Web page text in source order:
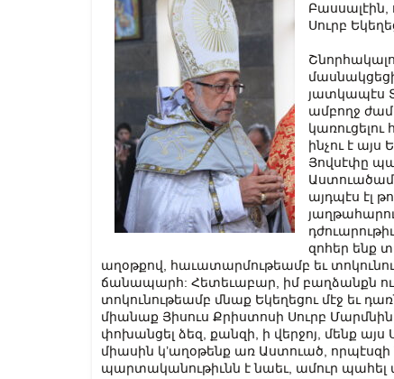
Բասսալէին,
Սուրբ
յատկապէս
ամբողջ
ինչու է այս
Յովսէփը
այդպէս էլ
զոհեր ենք
աղօթքով, հաւատարմութեամբ եւ
ճանապարհ: Հետեւաբար, իմ բաղձանքն ու
տոկունութեամբ մնաք Եկեղեցու մէջ եւ
միանաք Յիսուս Քրիստոսի Սուրբ
փոխանցել ձեզ, քանզի, ի վերջոյ, մենք
միասին կ’աղօթենք առ Աստուած, որպէսզի
պարտականութիւնն է նաեւ, ամուր պահել